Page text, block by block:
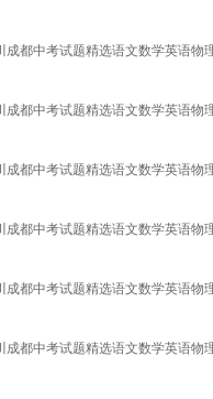
成都中考试题精选语文数学英语
成都中考试题精选语文数学英语
成都中考试题精选语文数学英语
成都中考试题精选语文数学英语
成都中考试题精选语文数学英语
成都中考试题精选语文数学英语